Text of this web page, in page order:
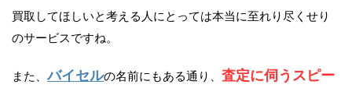
買取してほしいと考える人にとっては本当に至れり尽くせり
のサービスですね。
また、バイセルの名前にもある通り、 査定に伺うスピー